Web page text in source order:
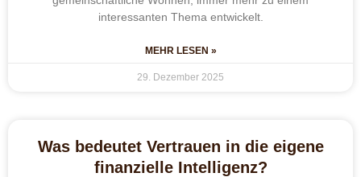
interessanten Thema entwickelt.
MEHR LESEN »
29. Dezember 2025
Was bedeutet Vertrauen in die eigene
finanzielle Intelligenz?